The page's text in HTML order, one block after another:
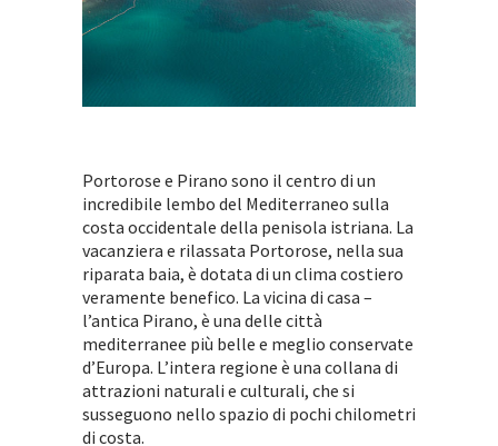
Portorose e Pirano sono il centro di un
incredibile lembo del Mediterraneo sulla
costa occidentale della penisola istriana. La
vacanziera e rilassata Portorose, nella sua
riparata baia, è dotata di un clima costiero
veramente benefico. La vicina di casa –
l’antica Pirano, ѐ una delle città
mediterranee più belle e meglio conservate
d’Europa. L’intera regione è una collana di
attrazioni naturali e culturali, che si
susseguono nello spazio di pochi chilometri
di costa.